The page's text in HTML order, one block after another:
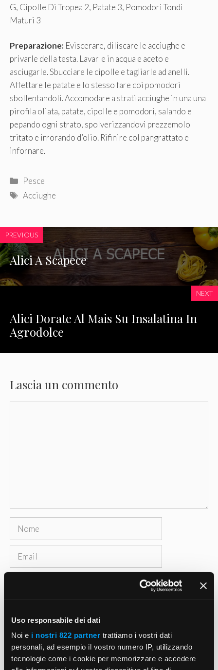
Uso responsabile dei dati
Noi e i nostri 822 partner trattiamo i vostri dati
personali, ad esempio il vostro numero IP, utilizzando
tecnologie come i cookie per memorizzare e accedere
G, Cipolle Di Tropea 2, Patate 3, Pomodori Tondi
Maturi 3
Preparazione: Eviscerare, diliscare le acciughe e
privarle della testa. Lavarle in acqua e aceto e
asciugarle. Sbucciare le cipolle e tagliarle ad anelli.
Affettare le patate e lo stesso fare coi pomodori
sbollentandoli. Accomodare a strati acciughe in una una
pirofila oliata, patate, cipolle e pomodori, salando e
pepando ogni strato, spolverizzandovi prezzemolo
tritato e irrorando d’olio. Rifinire col pangrattato e
infornare.
Categorie
Pesce
Tag
Acciughe
PREVIOUS
Alici A Scapece
NEXT
Alici Dorate Al Mais Su Insalatina In
Agrodolce
Lascia un commento
Nome
Email
browser per la prossima volta che commento.